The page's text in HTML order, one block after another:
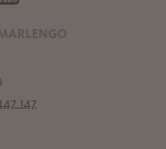
147